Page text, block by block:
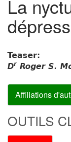
La
Teaser:
DrRoger S.
Affiliations
OUTILS